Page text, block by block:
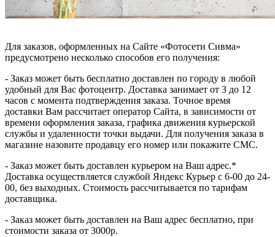
Для заказов, оформленных на Сайте «Фотосети Сивма»
предусмотрено несколько способов его получения:
- Заказ может быть бесплатно доставлен по городу в любой
удобный для Вас фотоцентр. Доставка занимает от 3 до 12
часов с момента подтверждения заказа. Точное время
доставки Вам рассчитает оператор Сайта, в зависимости от
времени оформления заказа, графика движения курьерской
службы и удаленности точки выдачи. Для получения заказа в
магазине назовите продавцу его номер или покажите СМС.
- Заказ может быть доставлен курьером на Ваш адрес.*
Доставка осуществляется службой Яндекс Курьер с 6-00 до 24-
00, без выходных. Стоимость рассчитывается по тарифам
доставщика.
- Заказ может быть доставлен на Ваш адрес бесплатно, при
стоимости заказа от 3000р.